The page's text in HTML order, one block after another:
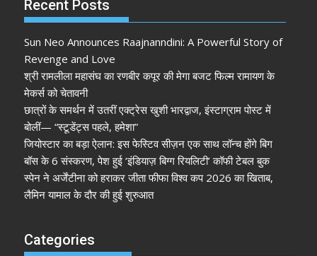
Recent Posts
Sun Neo Announces Raajnanndini: A Powerful Story of
Revenge and Love
श्री रामलीला महासंघ का रणबीर कपूर की मेगा बजट फिल्म रामायण के
मेकर्स को चेतावनी
छात्रों के समर्थन में उतरीं एक्ट्रेस खुशी भारद्वाज, इंस्टाग्राम पोस्ट में
बोलीं— “स्टूडेंट्स पहले, हमेशा”
जियोस्टार का बड़ा ऐलान: इस फेस्टिव सीज़न एक साथ लॉन्च होंगे बिग
बॉस के 6 संस्करण, पेश हुई ‘इंडियाज़ बिग्ग रियलिटी’ कॉफी टेबल बुक
स्पेन ने अर्जेंटीना को हराकर जीता फीफा विश्व कप 2026 का खिताब,
लैमिन यामाल के दौर की हुई शुरुआत
Categories